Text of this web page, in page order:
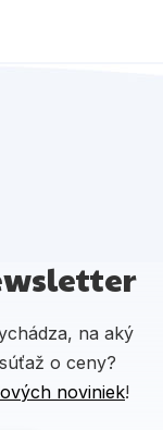
na aký
o ceny?
noviniek!